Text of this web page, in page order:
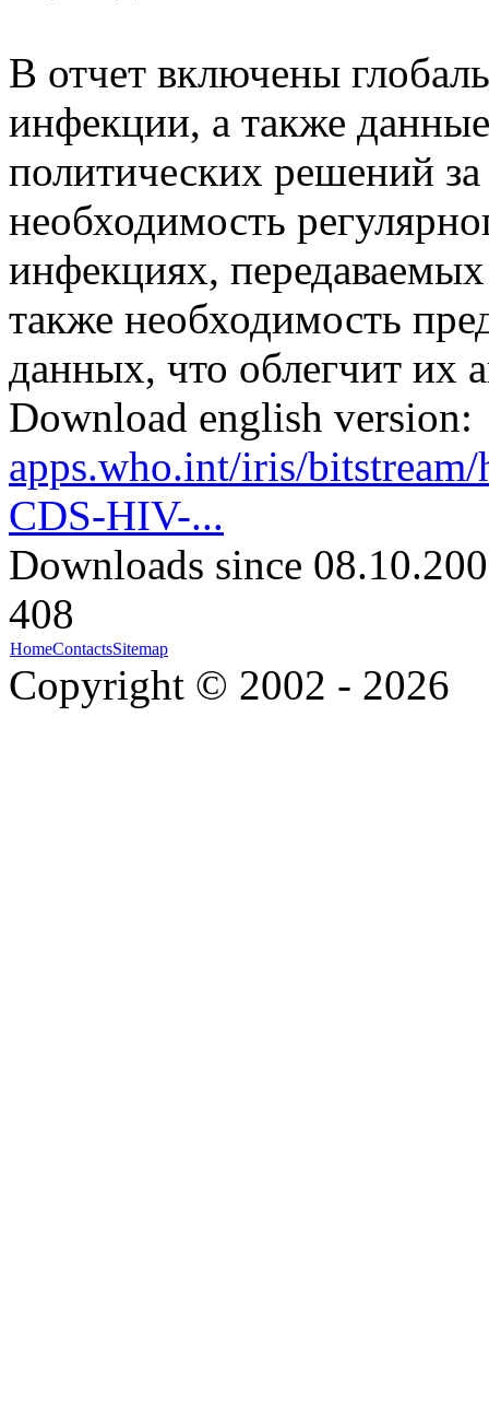
В отчет включены
инфекции, а также
политических решений
необходимость
инфекциях,
также необходимость
данных, что облегчит их
Download english version:
apps.who.int/iris/
CDS-HIV-...
Downloads since
408
HomeContactsSitemap
Copyright © 2002 - 2026